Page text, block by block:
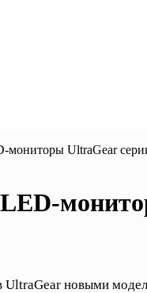
мониторы UltraGear
новыми